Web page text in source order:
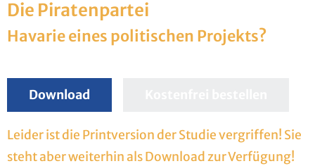
Die Pi­ra­ten­par­tei
Ha­va­rie eines po­li­ti­schen Pro­jekts?
Download
Lei­der ist die Print­ver­si­on der Stu­die ver­grif­fen! Sie
steht aber wei­ter­hin als Down­load zur Ver­fü­gung!